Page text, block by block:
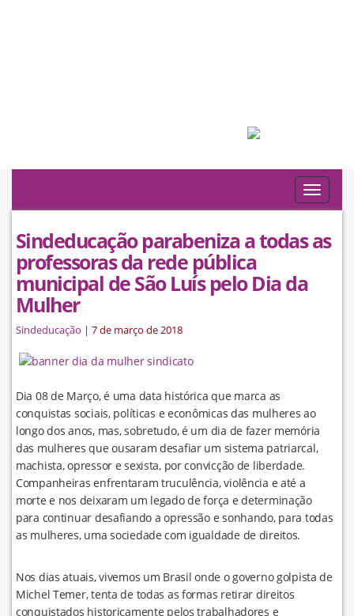
Toggle
Sindeducação parabeniza a todas as
professoras da rede pública
municipal de São Luís pelo Dia da
Mulher
Sindeducação | 7 de março de 2018
Dia 08 de Março, é uma data histórica que marca as
conquistas sociais, políticas e econômicas das mulheres ao
longo dos anos, mas, sobretudo, é um dia de fazer memória
das mulheres que ousaram desafiar um sistema patriarcal,
machista, opressor e sexista, por convicção de liberdade.
Companheiras enfrentaram truculência, violência e até a
morte e nos deixaram um legado de força e determinação
para continuar desafiando a opressão e sonhando, para todas
as mulheres, uma sociedade com igualdade de direitos.
Nos dias atuais, vivemos um Brasil onde o governo golpista de
Michel Temer, tenta de todas as formas retirar direitos
conquistados historicamente pelos trabalhadores e